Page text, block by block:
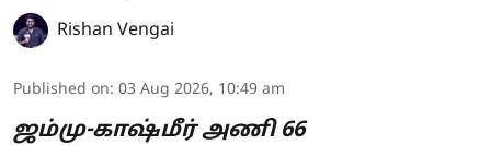
Rishan Vengai
Published on: 03 Aug 2026, 10:49 am
ஜம்மு-காஷ்மீர் அணி 66